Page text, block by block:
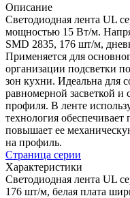
Описание
Светодиодная лента UL
мощностью 15 Вт/м.
SMD 2835, 176 шт/м,
Применяется для
организации подсветки
зон кухни. Идеальна для
равномерной засветкой и
профиля. В ленте
технология
повышает ее
на профиль.
Страница серии
Характеристики
Светодиодная лента UL
176 шт/м, белая плата